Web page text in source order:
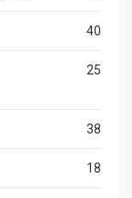
40
25
38
18